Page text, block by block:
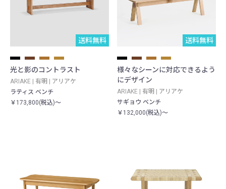
送料無料
光と影のコントラスト
ARIAKE | 有明 | アリアケ
ラティス ベンチ
￥173,800(税込)～
送料無料
様々なシーンに対応できるよう
にデザイン
ARIAKE | 有明 | アリアケ
サギョウ ベンチ
￥132,000(税込)～